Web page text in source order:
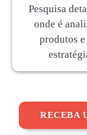
Pesquisa
onde é
produtos
RECEBA